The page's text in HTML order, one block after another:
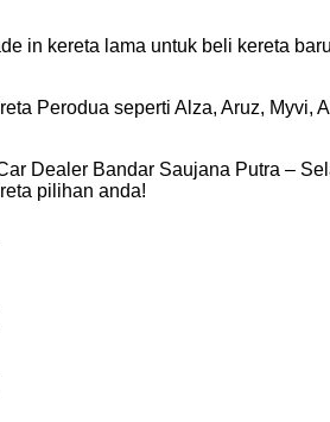
in kereta lama untuk beli kereta
Perodua seperti Alza, Aruz,
Dealer Bandar Saujana Putra –
pilihan anda!